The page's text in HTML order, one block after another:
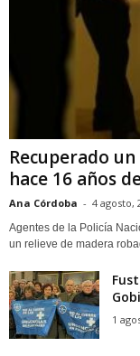
Recuperado
hace 16 años
Ana Córdoba - 4 agosto,
Agentes de la Policía
un relieve de madera
1